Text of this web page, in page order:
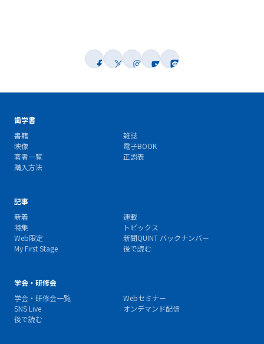
歯学書
書籍
雑誌
映像
電子BOOK
著者一覧
正誤表
購入方法
記事
新着
連載
特集
トピックス
Web限定
新聞QUINT バックナンバー
My First Stage
後で読む
学会・研修会
学会・研修会一覧
Webセミナー
SNS Live
オンデマンド配信
後で読む